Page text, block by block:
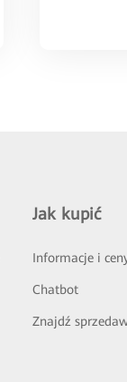
Jak kupić
Informacje i
Chatbot
Znajdź